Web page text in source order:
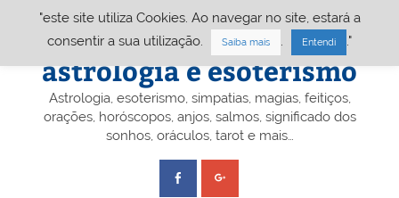
Portal A&E – Portal
astrologia e esoterismo
Astrologia, esoterismo, simpatias, magias, feitiços,
orações, horóscopos, anjos, salmos, significado dos
sonhos, oráculos, tarot e mais…
"este site utiliza Cookies. Ao navegar no site, estará a
consentir a sua utilização.
Saiba mais Entendi ."